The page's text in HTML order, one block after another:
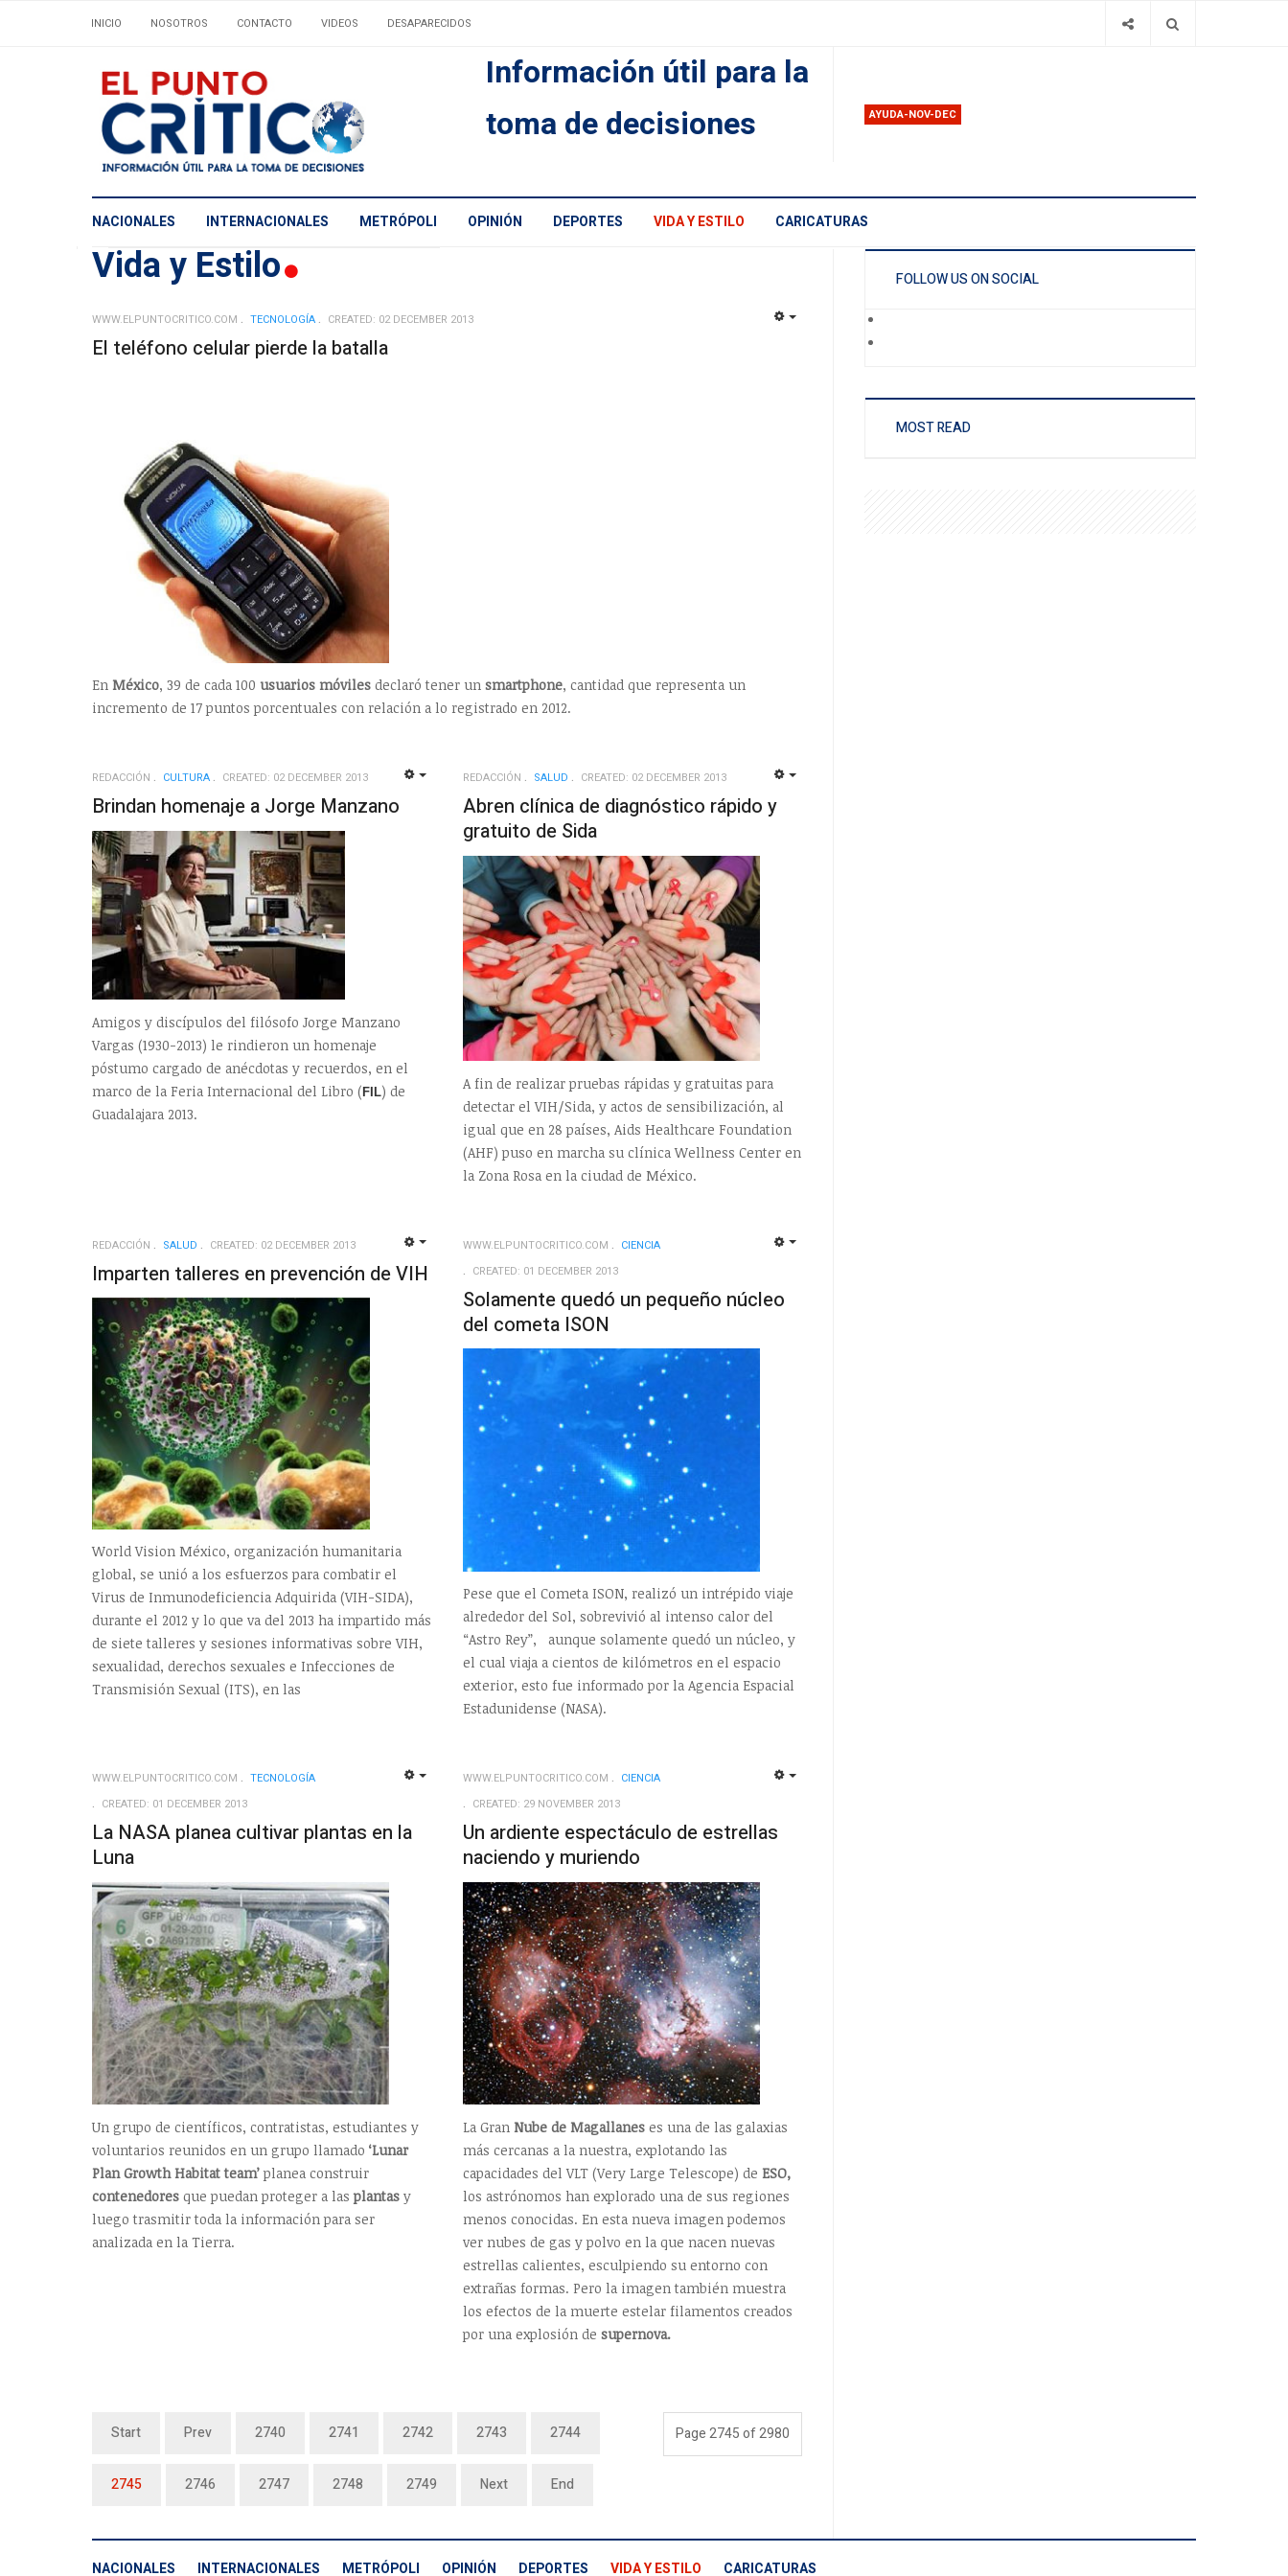
INICIO NOSOTROS CONTACTO VIDEOS DESAPARECIDOS
Información útil para la
toma de decisiones
AYUDA-NOV-DEC
NACIONALES INTERNACIONALES METRÓPOLI OPINIÓN DEPORTES VIDA Y ESTILO CARICATURAS
Vida y Estilo
WWW.ELPUNTOCRITICO.COM TECNOLOGÍ­A CREATED: 02 DECEMBER 2013
El teléfono celular pierde la batalla
En México, 39 de cada 100 usuarios móviles declaró tener un smartphone, cantidad que representa un
incremento de 17 puntos porcentuales con relación a lo registrado en 2012.
REDACCIÓN CULTURA CREATED: 02 DECEMBER 2013
Brindan homenaje a Jorge Manzano
Amigos y discípulos del filósofo Jorge Manzano
Vargas (1930-2013) le rindieron un homenaje
póstumo cargado de anécdotas y recuerdos, en el
marco de la Feria Internacional del Libro ( FIL) de
Guadalajara 2013.
REDACCIÓN SALUD CREATED: 02 DECEMBER 2013
Abren clínica de diagnóstico rápido y
gratuito de Sida
A fin de realizar pruebas rápidas y gratuitas para
detectar el VIH/Sida, y actos de sensibilización, al
igual que en 28 países, Aids Healthcare Foundation
(AHF) puso en marcha su clínica Wellness Center en
la Zona Rosa en la ciudad de México.
REDACCIÓN SALUD CREATED: 02 DECEMBER 2013
Imparten talleres en prevención de VIH
World Vision México, organización humanitaria
global, se unió a los esfuerzos para combatir el
Virus de Inmunodeficiencia Adquirida (VIH-SIDA),
durante el 2012 y lo que va del 2013 ha impartido más
de siete talleres y sesiones informativas sobre VIH,
sexualidad, derechos sexuales e Infecciones de
Transmisión Sexual (ITS), en las
WWW.ELPUNTOCRITICO.COM
CIENCIA
CREATED: 01 DECEMBER 2013
Solamente quedó un pequeño núcleo
del cometa ISON
Pese que el Cometa ISON, realizó un intrépido viaje
alrededor del Sol, sobrevivió al intenso calor del
“Astro Rey”, aunque solamente quedó un núcleo, y
el cual viaja a cientos de kilómetros en el espacio
exterior, esto fue informado por la Agencia Espacial
Estadunidense (NASA).
WWW.ELPUNTOCRITICO.COM
TECNOLOGÍ­A
CREATED: 01 DECEMBER 2013
La NASA planea cultivar plantas en la
Luna
Un grupo de científicos, contratistas, estudiantes y
voluntarios reunidos en un grupo llamado ‘Lunar
Plan Growth Habitat team’ planea construir
contenedores que puedan proteger a lasplantas y
luego trasmitir toda la información para ser
analizada en la Tierra.
WWW.ELPUNTOCRITICO.COM
CIENCIA
CREATED: 29 NOVEMBER 2013
Un ardiente espectáculo de estrellas
naciendo y muriendo
La Gran Nube de Magallaneses una de las galaxias
más cercanas a la nuestra, explotando las
capacidades del VLT (Very Large Telescope) de ESO,
los astrónomos han explorado una de sus regiones
menos conocidas. En esta nueva imagen podemos
ver nubes de gas y polvo en la que nacen nuevas
estrellas calientes, esculpiendo su entorno con
extrañas formas. Pero la imagen también muestra
los efectos de la muerte estelar filamentos creados
por una explosión de supernova.
Page 2745 of 2980
Start Prev 2740 2741 2742 2743 2744
2745 2746 2747 2748 2749 Next End
FOLLOW US ON SOCIAL
MOST READ
NACIONALES INTERNACIONALES METRÓPOLI OPINIÓN DEPORTES VIDA Y ESTILO CARICATURAS